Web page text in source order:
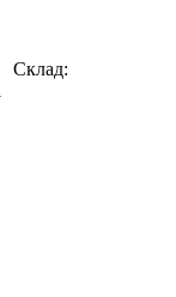
Склад: